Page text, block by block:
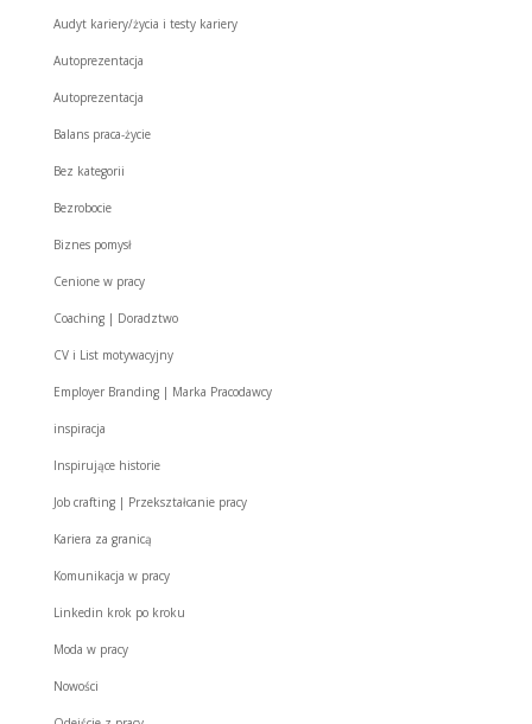
Audyt kariery/życia i testy kariery
Autoprezentacja
Autoprezentacja
Balans praca-życie
Bez kategorii
Bezrobocie
Biznes pomysł
Cenione w pracy
Coaching | Doradztwo
CV i List motywacyjny
Employer Branding | Marka Pracodawcy
inspiracja
Inspirujące historie
Job crafting | Przekształcanie pracy
Kariera za granicą
Komunikacja w pracy
Linkedin krok po kroku
Moda w pracy
Nowości